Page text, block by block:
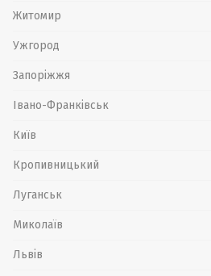
Житомир
Ужгород
Запоріжжя
Івано-Франківськ
Київ
Кропивницький
Луганськ
Миколаїв
Львів